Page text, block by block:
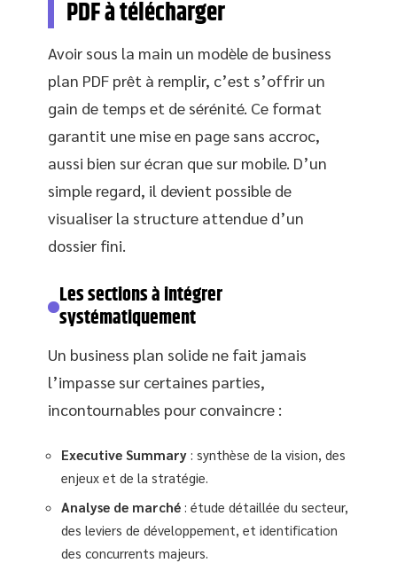
PDF à télécharger
Avoir sous la main un modèle de business
plan PDF prêt à remplir, c’est s’offrir un
gain de temps et de sérénité. Ce format
garantit une mise en page sans accroc,
aussi bien sur écran que sur mobile. D’un
simple regard, il devient possible de
visualiser la structure attendue d’un
dossier fini.
Les sections à intégrer
systématiquement
Un business plan solide ne fait jamais
l’impasse sur certaines parties,
incontournables pour convaincre :
Executive Summary : synthèse de la vision, des
enjeux et de la stratégie.
Analyse de marché : étude détaillée du secteur,
des leviers de développement, et identification
des concurrents majeurs.